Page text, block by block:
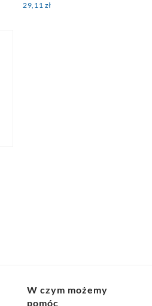
29,11 zł
W czym możemy
pomóc